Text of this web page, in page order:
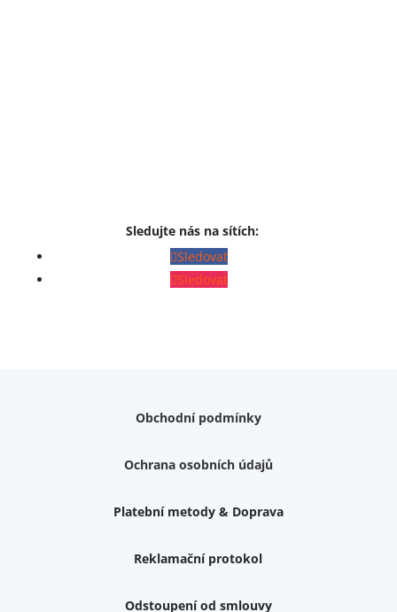
Sledujte nás na sítích:
Sledovat
Sledovat
Obchodní podmínky
Ochrana osobních údajů
Platební metody & Doprava
Reklamační protokol
Odstoupení od smlouvy